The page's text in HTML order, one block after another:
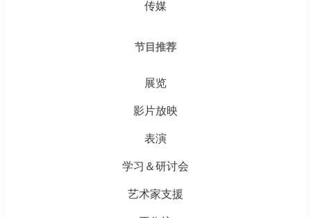
传媒
节目推荐
展览
影片放映
表演
学习＆研讨会
艺术家支援